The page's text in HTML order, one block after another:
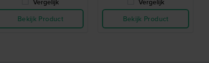
Vergelijk
Bekijk Product
Vergelijk
Bekijk Product